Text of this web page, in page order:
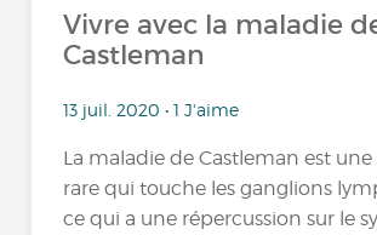
Vivre avec la maladie
Castleman
13 juil. 2020 • 1 J'aime
La maladie de Castleman est
rare qui touche les ganglions
ce qui a une répercussion sur le